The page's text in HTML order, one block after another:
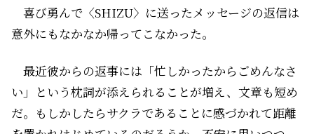
喜び勇んで〈SHIZU〉に送ったメッセージの返信は
意外にもなかなか帰ってこなかった。
最近彼からの返事には「忙しかったからごめんなさ
い」という枕詞が添えられることが増え、文章も短め
だ。もしかしたらサクラであることに感づかれて距離